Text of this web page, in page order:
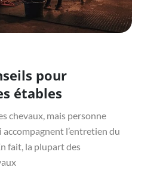
pour
étables
chevaux, mais personne
accompagnent l’entretien du
fait, la plupart des